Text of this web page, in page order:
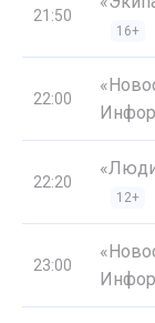
21:50
16+
22:00
22:20
12+
23:00